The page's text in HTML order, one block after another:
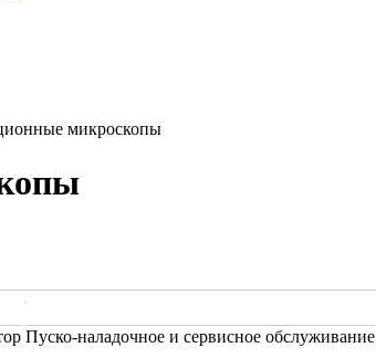
микроскопы
Пуско-наладочное и сервисное обслуживание